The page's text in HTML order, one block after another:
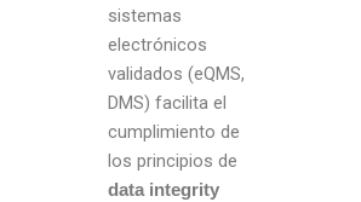
sistemas
electrónicos
validados (eQMS,
DMS) facilita el
cumplimiento de
los principios de
data integrity